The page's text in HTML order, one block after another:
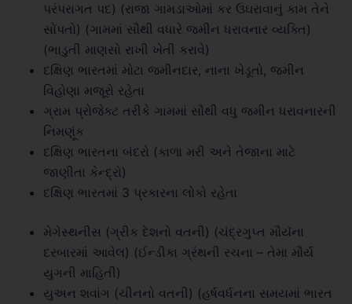
પરંપરાગત પદ) (રાજા ગામડાઓમાં કર ઉઘરાવાનું કામ તેને
સોંપતો) (ગામમાં સૌથી વધારે જમીન ધરાવનાર વ્યક્તિ)
(ભાડુતી માણસો રાખી ખેતી કરાવે)
દક્ષિણ ભારતમાં મોટા જમીનદાર, નાના ખેડૂતો, જમીન
વિહોણા મજૂરો રહેતા
ગ્રામ પ્રોજેક્ટ તરીકે ગામમાં સૌથી વધુ જમીન ધરાવનારની
નિમણૂંક
દક્ષિણ ભારતના બંદરો (કાળા મરી અને તેજાના માટે
જાણીતા કેન્દ્રો)
દક્ષિણ ભારતમાં 3 પ્રકારના લોકો રહેતા
મેગેસ્થનીસ (ગ્રીક દેશનો વતની) (ચંદ્રગુપ્ત મૌયૅના
દરબારમાં આવેલ) (ઈન્ડીકા ગ્રંથની રચના – તેમા મૌર્ય
યુગની માહિતી)
યુઅન શવાંગ (ચીનનો વતની) (હર્ષવર્ધનના સમયમાં ભારત